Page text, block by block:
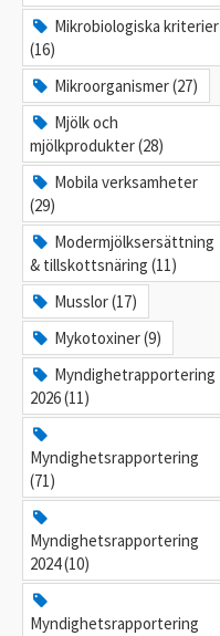
Mikrobiologiska kriterier
(16)
Mikroorganismer (27)
Mjölk och
mjölkprodukter (28)
Mobila verksamheter
(29)
Modermjölksersättning
& tillskottsnäring (11)
Musslor (17)
Mykotoxiner (9)
Myndighetrapportering
2026 (11)
Myndighetsrapportering
(71)
Myndighetsrapportering
2024 (10)
Myndighetsrapportering